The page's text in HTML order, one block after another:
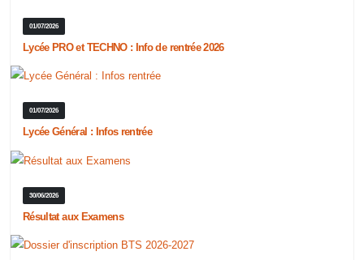
01/07/2026
Lycée PRO et TECHNO : Info de rentrée 2026
01/07/2026
Lycée Général : Infos rentrée
30/06/2026
Résultat aux Examens